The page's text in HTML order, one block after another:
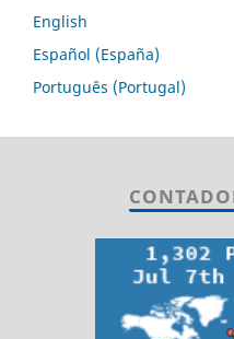
English
Español (España)
Português (Portugal)